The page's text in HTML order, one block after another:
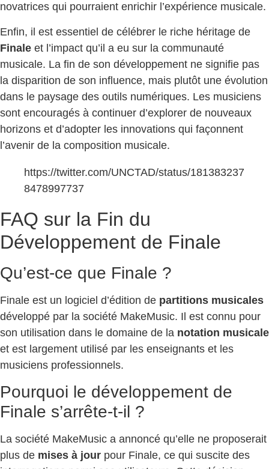
novatrices qui pourraient enrichir l’expérience musicale.
Enfin, il est essentiel de célébrer le riche héritage de
Finale et l’impact qu’il a eu sur la communauté
musicale. La fin de son développement ne signifie pas
la disparition de son influence, mais plutôt une évolution
dans le paysage des outils numériques. Les musiciens
sont encouragés à continuer d’explorer de nouveaux
horizons et d’adopter les innovations qui façonnent
l’avenir de la composition musicale.
https://twitter.com/UNCTAD/status/181383237
8478997737
FAQ sur la Fin du
Développement de Finale
Qu’est-ce que Finale ?
Finale est un logiciel d’édition de partitions musicales
développé par la société MakeMusic. Il est connu pour
son utilisation dans le domaine de la notation musicale
et est largement utilisé par les enseignants et les
musiciens professionnels.
Pourquoi le développement de
Finale s’arrête-t-il ?
La société MakeMusic a annoncé qu’elle ne proposerait
plus de mises à jour pour Finale, ce qui suscite des